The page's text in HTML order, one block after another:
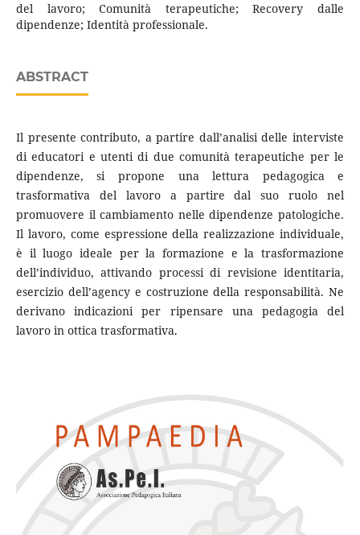
del lavoro; Comunità terapeutiche; Recovery dalle
dipendenze; Identità professionale.
ABSTRACT
Il presente contributo, a partire dall’analisi delle interviste
di educatori e utenti di due comunità terapeutiche per le
dipendenze, si propone una lettura pedagogica e
trasformativa del lavoro a partire dal suo ruolo nel
promuovere il cambiamento nelle dipendenze patologiche.
Il lavoro, come espressione della realizzazione individuale,
è il luogo ideale per la formazione e la trasformazione
dell’individuo, attivando processi di revisione identitaria,
esercizio dell’agency e costruzione della responsabilità. Ne
derivano indicazioni per ripensare una pedagogia del
lavoro in ottica trasformativa.